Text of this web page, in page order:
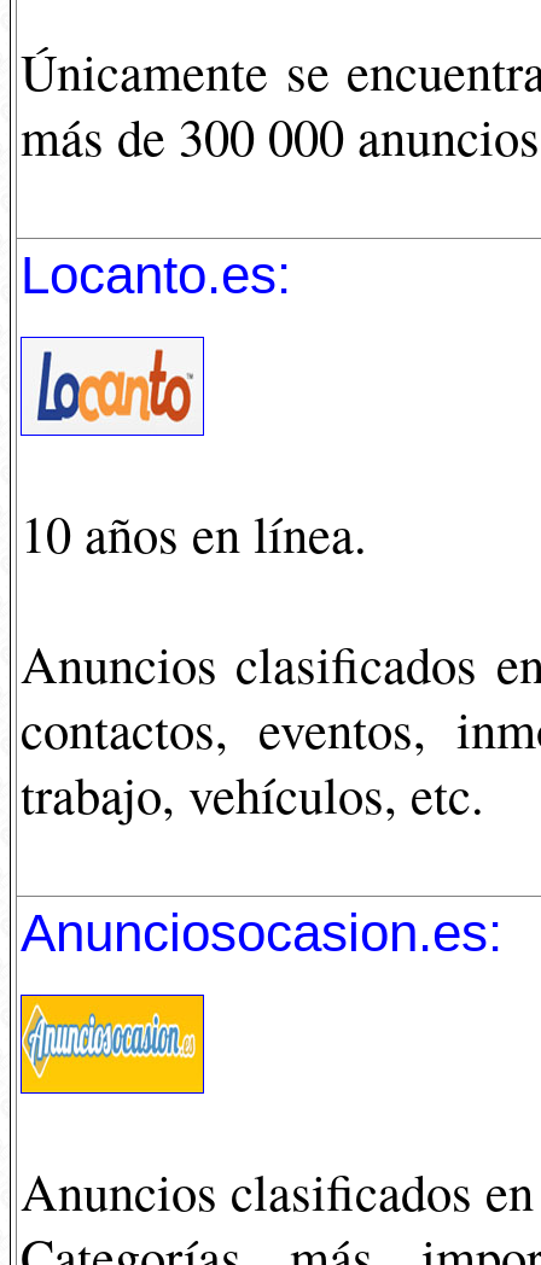
Únicamente se
más de 300 000
Locanto.es:
10 años en línea.
Anuncios clasificados
contactos, eventos,
trabajo, vehículos, etc.
Anunciosocasion.es:
Anuncios clasificados